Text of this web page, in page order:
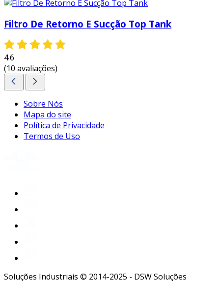
Filtro De Retorno E Sucção Top Tank
4.6
(10 avaliações)
Sobre Nós
Mapa do site
Política de Privacidade
Termos de Uso
Soluções Industriais © 2014-2025 - DSW Soluções